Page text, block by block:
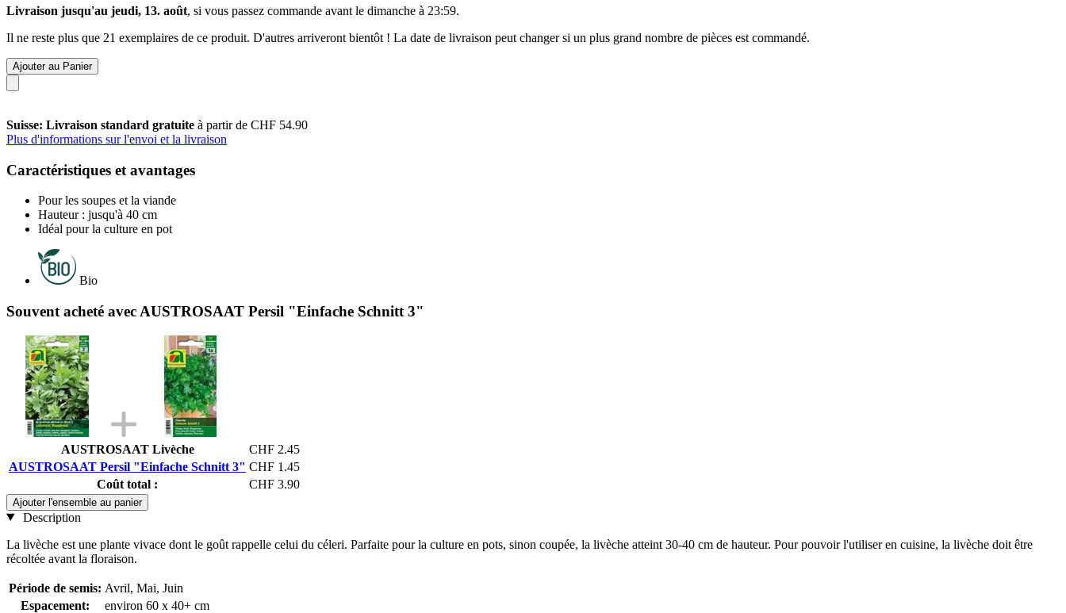
Livraison jusqu'au jeudi, 13. août, si vous passez commande avant le dimanche à 23:59.
Il ne reste plus que 21 exemplaires de ce produit. D'autres arriveront bientôt ! La date de livraison peut changer si un plus grand nombre de pièces est commandé.
Ajouter au Panier
Suisse: Livraison standard gratuite à partir de CHF 54.90
Plus d'informations sur l'envoi et la livraison
Caractéristiques et avantages
Pour les soupes et la viande
Hauteur : jusqu'à 40 cm
Idéal pour la culture en pot
Bio
Souvent acheté avec AUSTROSAAT Persil "Einfache Schnitt 3"
AUSTROSAAT Livèche
CHF 2.45
AUSTROSAAT Persil "Einfache Schnitt 3" CHF 1.45
Coût total :
CHF 3.90
Ajouter l'ensemble au panier
Description
La livèche est une plante vivace dont le goût rappelle celui du céleri. Parfaite pour la culture en pots, sinon coupée, la livèche atteint 30-40 cm de hauteur. Pour pouvoir l'utiliser en cuisine, la livèche doit être
récoltée avant la floraison.
Période de semis: Avril, Mai, Juin
Espacement:
environ 60 x 40+ cm